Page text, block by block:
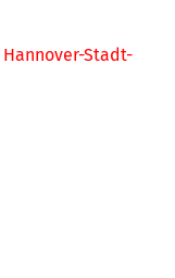
Hannover-Stadt-